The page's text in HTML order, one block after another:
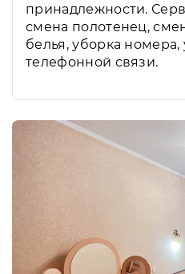
принадлежности.
смена полотенец,
белья, уборка
телефонной связи.